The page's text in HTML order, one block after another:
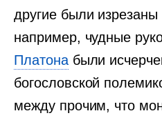
другие были
например, чудные
Платонабыли
богословской
между прочим, что